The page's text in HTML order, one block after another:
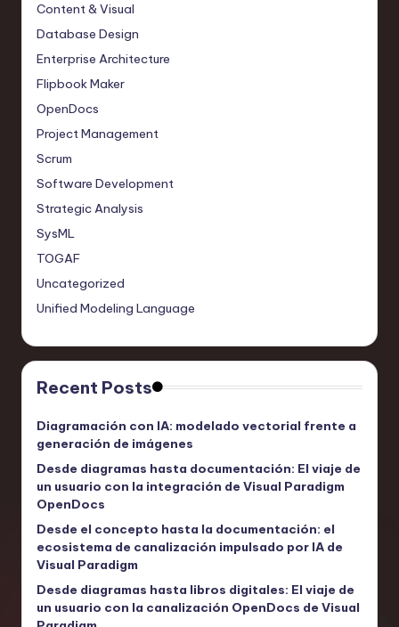
Content & Visual
Database Design
Enterprise Architecture
Flipbook Maker
OpenDocs
Project Management
Scrum
Software Development
Strategic Analysis
SysML
TOGAF
Uncategorized
Unified Modeling Language
Recent Posts
Diagramación con IA: modelado vectorial frente a
generación de imágenes
Desde diagramas hasta documentación: El viaje de
un usuario con la integración de Visual Paradigm
OpenDocs
Desde el concepto hasta la documentación: el
ecosistema de canalización impulsado por IA de
Visual Paradigm
Desde diagramas hasta libros digitales: El viaje de
un usuario con la canalización OpenDocs de Visual